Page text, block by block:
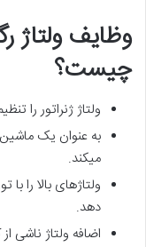
وظایف ولتاژ
چیست؟
ولتاژ ژنراتور را
به عنوان یک
میکند.
ولتاژهای بالا را
دهد.
اضافه ولتاژ ناشی